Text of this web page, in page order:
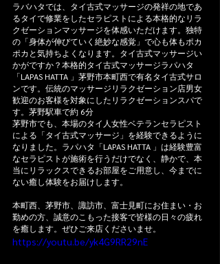
ラバハタでは、タイ古式マッサージの発祥の地であ
るタイで修業をしたセラピストによる本格的なリラ
クゼーションマッサージを体感いただけます。独特
の「身体が伸びていく絶妙な感覚」で心も体もポカ
ポカと気持ちよくなります。タイ古式マッサージい
かがですか？本格的タイ古式マッサージラパハタ
「LAPAS HATTA 」茅野市本町西で有名タイ古式サロ
ンです。伝統のマッサージリラクゼーション店男女
歓迎のお客様を対象にしたリラクゼーションスパで
す。茅野駅車で約 6分
茅野市でも、本場のタイ人女性ベテランセラピスト
による「タイ古式マッサージ」を経験できるように
なりました。ラパハタ「LAPAS HATTA 」は経験豊富
なセラピストが施術を行うだけでなく、静かで、本
当にリラックスできるお部屋をご用意し、今までに
ない癒し体験をお届けします。
本町西、茅野市、諏訪市、富士見町にお住まい・お
勤めの方、誠意のこもった接客で皆様の日々の疲れ
を癒します。ぜひご来店くださいませ。
https://youtu.be/yk4G9RR29nE